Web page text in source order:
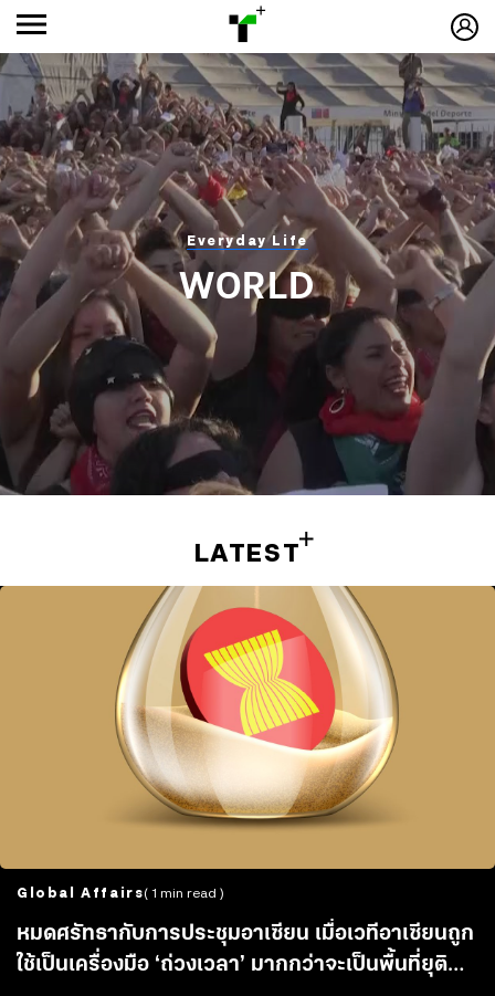
Everyday Life
WORLD
LATEST
Global Affairs( 1 min read )
หมดศรัทธากับการประชุมอาเซียน เมื่อเวทีอาเซียนถูก
ใช้เป็นเครื่องมือ ‘ถ่วงเวลา’ มากกว่าจะเป็นพื้นที่ยุติ